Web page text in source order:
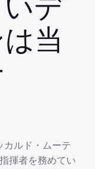
デ
当
カルド・ムーテ
揮者を務めてい